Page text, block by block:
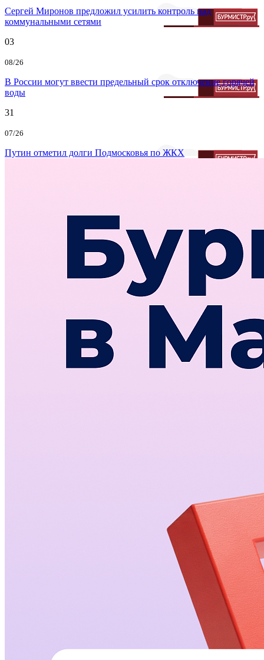
Сергей Миронов предложил усилить контроль над
коммунальными сетями
03
08/26
В России могут ввести предельный срок отключение горячей
воды
31
07/26
Путин отметил долги Подмосковья по ЖКХ